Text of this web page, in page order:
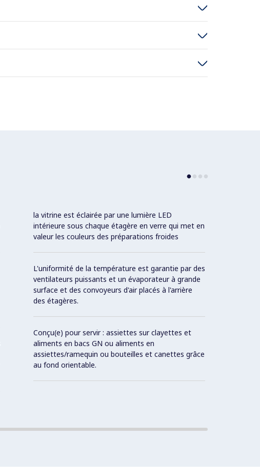
la vitrine est éclairée par une lumière LED
intérieure sous chaque étagère en verre qui met en
valeur les couleurs des préparations froides
L'uniformité de la température est garantie par des
ventilateurs puissants et un évaporateur à grande
surface et des convoyeurs d'air placés à l'arrière
des étagères.
Conçu(e) pour servir : assiettes sur clayettes et
aliments en bacs GN ou aliments en
assiettes/ramequin ou bouteilles et canettes grâce
au fond orientable.